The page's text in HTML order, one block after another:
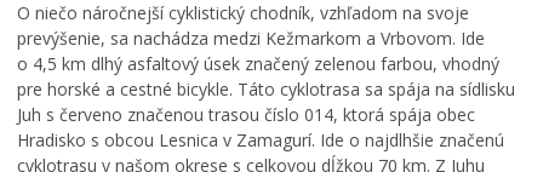
O niečo náročnejší cyklistický chodník, vzhľadom na svoje
prevýšenie, sa nachádza medzi Kežmarkom a Vrbovom. Ide
o 4,5 km dlhý asfaltový úsek značený zelenou farbou, vhodný
pre horské a cestné bicykle. Táto cyklotrasa sa spája na sídlisku
Juh s červeno značenou trasou číslo 014, ktorá spája obec
Hradisko s obcou Lesnica v Zamagurí. Ide o najdlhšie značenú
cyklotrasu v našom okrese s celkovou dĺžkou 70 km. Z Juhu
e
t
n
é
k
ú
i
n
i
t
í
v
á
d
z
k
a
č